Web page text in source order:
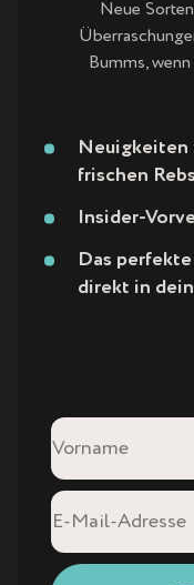
Neue
Bumms,
Neuigkeiten
frischen
Insider-
Das
direkt in
Vorname
E-Mail